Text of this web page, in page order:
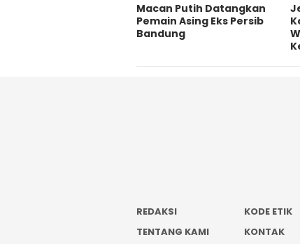
Macan Putih Datangkan
Pemain Asing Eks Persib
Bandung
REDAKSI KODE ETIK
TENTANG KAMI
KONTAK